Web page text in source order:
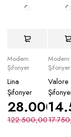
Modern
Şifonyer
Lina
Şifonyer
122.500,00₺
Modern
Şifonyer
Valore